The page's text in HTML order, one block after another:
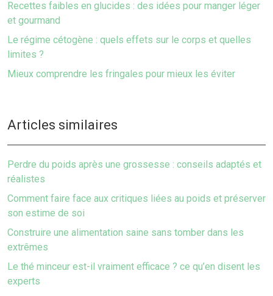
Recettes faibles en glucides : des idées pour manger léger
et gourmand
Le régime cétogène : quels effets sur le corps et quelles
limites ?
Mieux comprendre les fringales pour mieux les éviter
Articles similaires
Perdre du poids après une grossesse : conseils adaptés et
réalistes
Comment faire face aux critiques liées au poids et préserver
son estime de soi
Construire une alimentation saine sans tomber dans les
extrêmes
Le thé minceur est-il vraiment efficace ? ce qu’en disent les
experts